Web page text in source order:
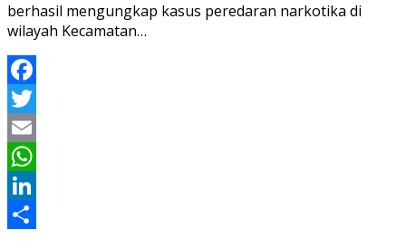
berhasil mengungkap kasus peredaran narkotika di
wilayah Kecamatan…
Facebook
Twitter
Email
WhatsApp
LinkedIn